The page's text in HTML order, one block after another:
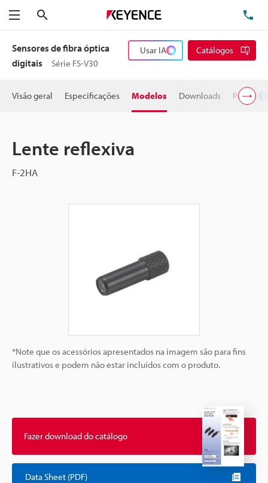
Menu
Sensores de fibra óptica
digitais
Série FS-V30
Usar IA Catálogos
Visão geral Especificações Modelos Downloads Preço
Lente reflexiva
F-2HA
*Note que os acessórios apresentados na imagem são para fins
ilustrativos e podem não estar incluídos com o produto.
Fazer download do catálogo
Data Sheet (PDF)